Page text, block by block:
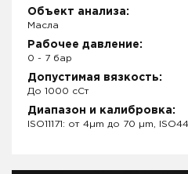
Объект анализа:
Масла
Рабочее давление:
0 - 7 бар
Допустимая вязкость:
До 1000 сСт
Диапазон и калибровка:
ISO11171: от 4µm до 70 µm,